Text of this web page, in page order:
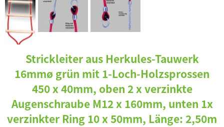
Strickleiter aus Herkules-Tauwerk
16mmø grün mit 1-Loch-Holzsprossen
450 x 40mm, oben 2 x verzinkte
Augenschraube M12 x 160mm, unten 1x
verzinkter Ring 10 x 50mm, Länge: 2,50m